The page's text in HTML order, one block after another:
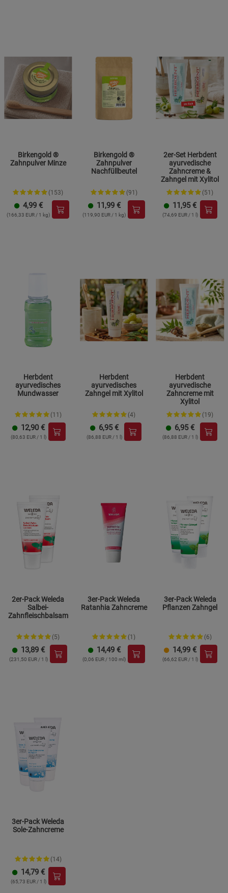
Birkengold ®
Zahnpulver Minze
(153)
4,99 €
(166,33 EUR / 1 kg)
Birkengold ®
Zahnpulver
Nachfüllbeutel
(91)
11,99 €
(119,90 EUR / 1 kg)
2er-Set Herbdent
ayurvedische
Zahncreme &
Zahngel mit Xylitol
(51)
11,95 €
(74,69 EUR / 1 l)
Herbdent
ayurvedisches
Mundwasser
(11)
12,90 €
(80,63 EUR / 1 l)
Herbdent
ayurvedisches
Zahngel mit Xylitol
(4)
6,95 €
(86,88 EUR / 1 l)
Herbdent
ayurvedische
Zahncreme mit
Xylitol
(19)
6,95 €
(86,88 EUR / 1 l)
2er-Pack Weleda
Salbei-
Zahnfleischbalsam
(5)
13,89 €
(231,50 EUR / 1 l)
3er-Pack Weleda
Ratanhia Zahncreme
(1)
14,49 €
(0,06 EUR / 100 ml)
3er-Pack Weleda
Pflanzen Zahngel
(6)
14,99 €
(66,62 EUR / 1 l)
3er-Pack Weleda
Sole-Zahncreme
(14)
14,79 €
(65,73 EUR / 1 l)
Beschreibung Funktionale Cookies
Cookie-Informationen
Statistik Cookies (2) Statistik Cookies
Marketing Cookies (3) Marketing Cookies
Beschreibung Marketing Cookies
Cookie-Informationen anzeigen